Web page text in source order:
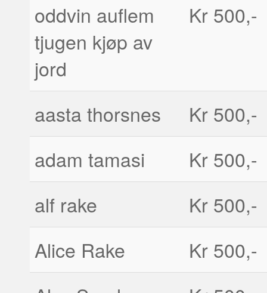
oddvin auflem
tjugen kjøp av
jord
Kr 500,-
aasta thorsnes
Kr 500,-
adam tamasi
Kr 500,-
alf rake
Kr 500,-
Alice Rake
Kr 500,-